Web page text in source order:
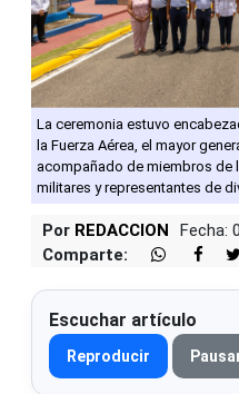
La ceremonia estuvo
la Fuerza Aérea, el mayor
acompañado de miembros de
militares y representantes de
Por REDACCION
Fecha:
Comparte:
Escuchar artículo
Reproducir